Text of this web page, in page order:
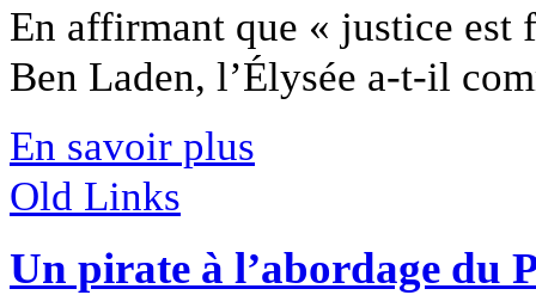
En affirmant que « justice est
Ben Laden, l’Élysée a-t-il
En savoir plus
Old Links
Un pirate à l’abordage du